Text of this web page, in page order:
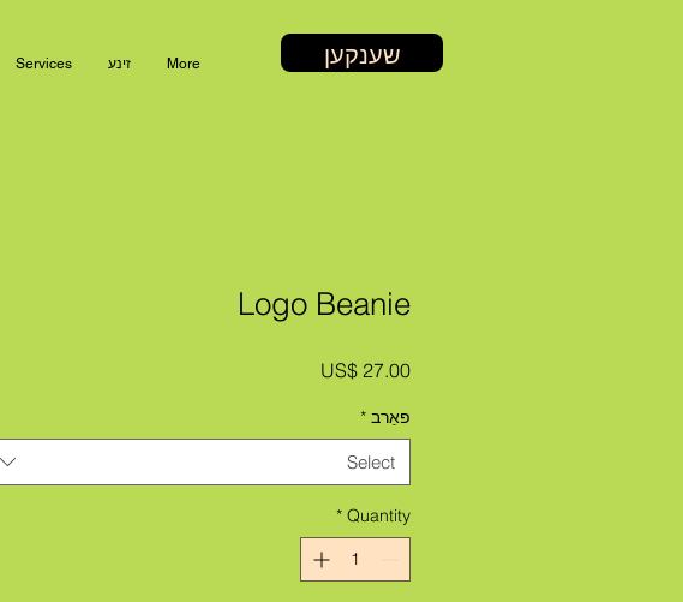
Services זינע More שענקען
Logo Beanie
US$ 27.00
פאַרב *
Select
Quantity
*